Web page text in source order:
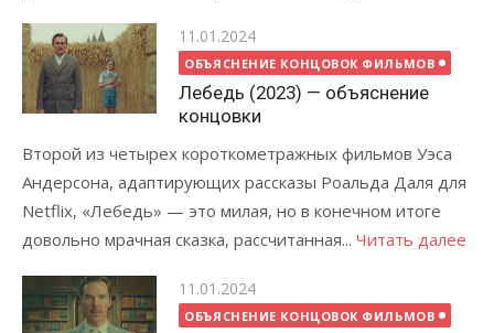
Posted
on
11.01.2024
ОБЪЯСНЕНИЕ КОНЦОВОК ФИЛЬМОВ
Лебедь (2023) — объяснение
концовки
Второй из четырех короткометражных фильмов Уэса
Андерсона, адаптирующих рассказы Роальда Даля для
Netflix, «Лебедь» — это милая, но в конечном итоге
довольно мрачная сказка, рассчитанная... Читать далее
Posted
on
11.01.2024
ОБЪЯСНЕНИЕ КОНЦОВОК ФИЛЬМОВ